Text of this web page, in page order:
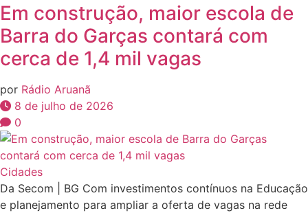
Em construção, maior escola de
Barra do Garças contará com
cerca de 1,4 mil vagas
por Rádio Aruanã
8 de julho de 2026
0
Cidades
Da Secom | BG Com investimentos contínuos na Educação
e planejamento para ampliar a oferta de vagas na rede